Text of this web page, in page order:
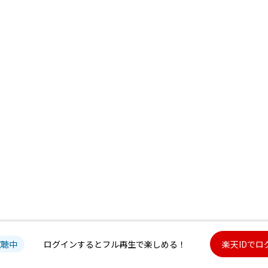
中 ログインするとフル再生で楽しめる！ 楽天IDでロ